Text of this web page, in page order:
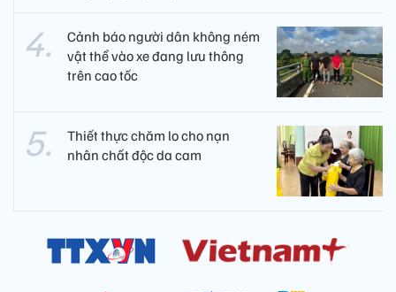
Cảnh báo người dân không ném
vật thể vào xe đang lưu thông
trên cao tốc
Thiết thực chăm lo cho nạn
nhân chất độc da cam